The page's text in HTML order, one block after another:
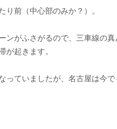
り前（中心部のみか？）。
ンがふさがるので、三車線の
が起きます。
っていましたが、名古屋は今で